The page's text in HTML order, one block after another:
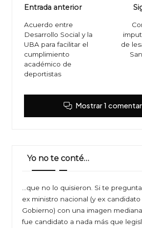
Navegación
de
entradas
Entrada anterior
Acuerdo entre
Desarrollo Social y la
UBA para facilitar el
cumplimiento
académico de
deportistas
de
Mostrar 1
Yo no te conté…
…que no lo quisieron. Si te
ex ministro nacional (y ex candidato
Gobierno) con una imagen
fue candidato a nada más que